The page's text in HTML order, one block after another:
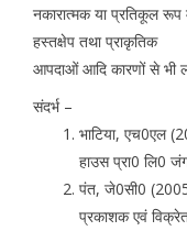
नकारात्मक या प्रतिकूल रूप
हस्तक्षेप तथा प्राकृतिक
आपदाओं आदि कारणों से भी
संदर्भ –
भाटिया, एच0एल
हाउस प्रा0 लि0
पंत, जे0सी0
प्रकाशक एवं